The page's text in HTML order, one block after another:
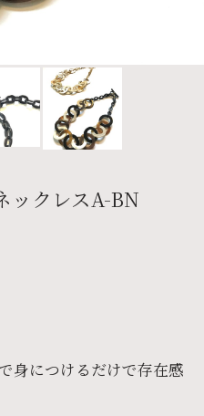
ックレスA-BN
身につけるだけで存在感